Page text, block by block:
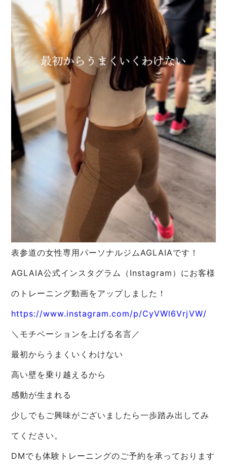
表参道の女性専用パーソナルジムAGLAIAです！
AGLAIA公式インスタグラム（Instagram）にお客様
のトレーニング動画をアップしました！
https://www.instagram.com/p/CyVWl6VrjVW/
＼モチベーションを上げる名言／
最初からうまくいくわけない
高い壁を乗り越えるから
感動が生まれる
少しでもご興味がございましたら一歩踏み出してみ
てください。
DMでも体験トレーニングのご予約を承っております